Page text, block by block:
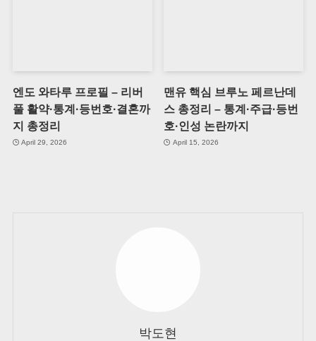
엔도 와타루 프로필 – 리버
풀 활약·통계·등번호·결혼까
지 총정리
April 29, 2026
맨유 핵심 브루노 페르난데
스 총정리 – 통계·주급·등번
호·인성 논란까지
April 15, 2026
박도현